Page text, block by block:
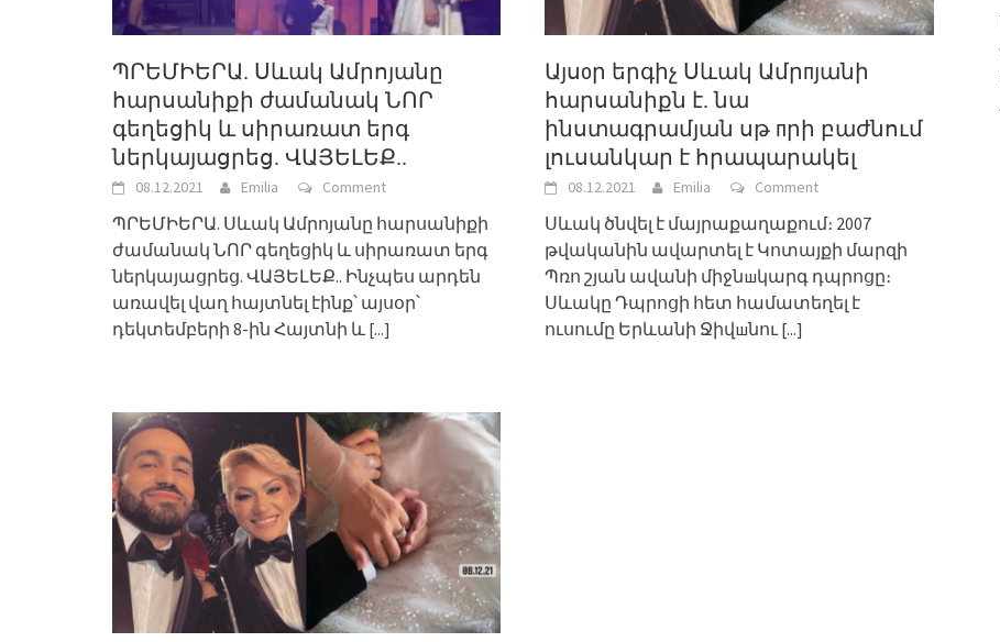
ՊՐԵՄԻԵՐԱ. Սևակ Ամրոյանը
հարսանիքի ժամանակ ՆՈՐ
գեղեցիկ և սիրառատ երգ
ներկայացրեց. ՎԱՅԵԼԵՔ..
08.12.2021 Emilia Comment
ՊՐԵՄԻԵՐԱ. Սևակ Ամրոյանը հարսանիքի
ժամանակ ՆՈՐ գեղեցիկ և սիրառատ երգ
ներկայացրեց. ՎԱՅԵԼԵՔ.. Ինչպես արդեն
առավել վաղ հայտնել էինք՝ այսօր՝
դեկտեմբերի 8-ին Հայտնի և [...]
Այսоր երգիչ Սևակ Ամրпյանի
հարսանիքն է. նա
ինստագրամյան սթ пրի բաժնում
լուսանկար է հրապարակել
08.12.2021 Emilia Comment
Սևակ ծնվել է մայրաքաղաքում։ 2007
թվականին ավարտել է Կոտայքի մարզի
Պռո շյան ավանի միջնшկարգ դպրոցը։
Սևակը Դպրոցի հետ համատեղել է
ուսումը Երևանի Ջիվшնու[...]